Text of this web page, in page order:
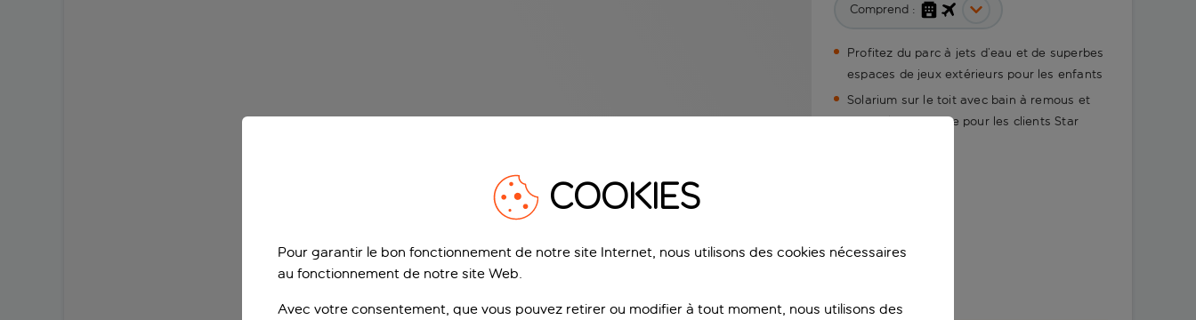
Comprend :
Profitez du parc à jets d’eau et de superbes
espaces de jeux extérieurs pour les enfants
Solarium sur le toit avec bain à remous et
bar en libre-service pour les clients Star
COOKIES
Pour garantir le bon fonctionnement de notre site Internet, nous utilisons des cookies nécessaires
au fonctionnement de notre site Web.
Avec votre consentement, que vous pouvez retirer ou modifier à tout moment, nous utilisons des